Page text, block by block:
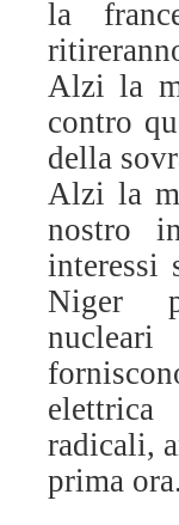
la
Alzi la
contro
della
Alzi la
nostro
interessi
Niger
radicali,
prima ora.